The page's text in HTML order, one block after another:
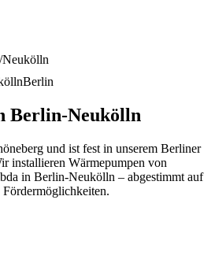
/Neukölln
Berlin
Berlin-Neukölln
und ist fest in unserem Berliner
installieren Wärmepumpen von
in Berlin-Neukölln – abgestimmt auf